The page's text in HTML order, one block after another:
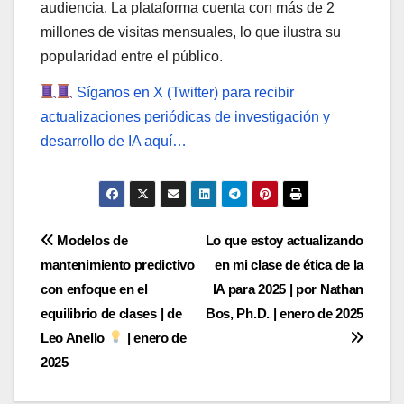
audiencia. La plataforma cuenta con más de 2
millones de visitas mensuales, lo que ilustra su
popularidad entre el público.
Síganos en X (Twitter) para recibir
actualizaciones periódicas de investigación y
desarrollo de IA aquí…
Post
navigation
Lo que estoy actualizando
en mi clase de ética de la
IA para 2025 | por Nathan
Bos, Ph.D. | enero de 2025
Modelos de
mantenimiento predictivo
con enfoque en el
equilibrio de clases | de
Leo Anello
| enero de
2025